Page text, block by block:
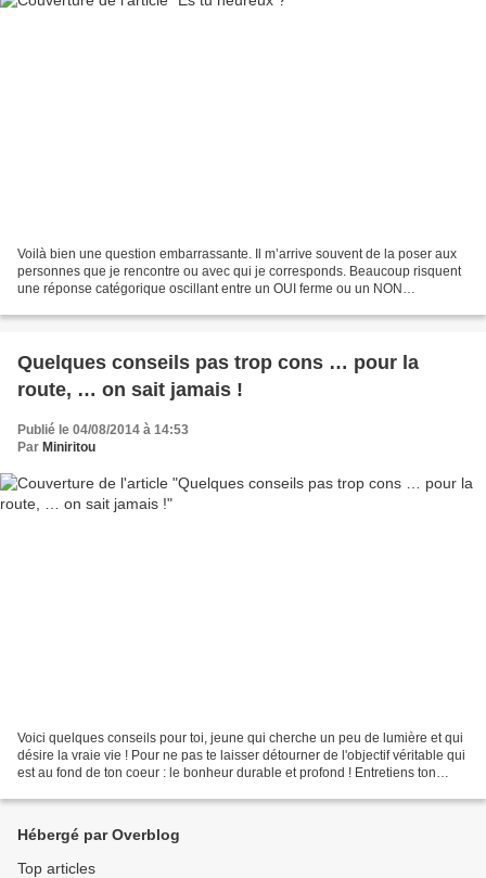
Voilà bien une question embarrassante. Il m’arrive souvent de la poser aux
personnes que je rencontre ou avec qui je corresponds. Beaucoup risquent
une réponse catégorique oscillant entre un OUI ferme ou un NON
Quelques conseils pas trop cons … pour la
route, … on sait jamais !
Publié le 04/08/2014 à 14:53
Par Miniritou
Voici quelques conseils pour toi, jeune qui cherche un peu de lumière et qui
désire la vraie vie ! Pour ne pas te laisser détourner de l'objectif véritable qui
est au fond de ton coeur : le bonheur durable et profond ! Entretiens ton
Hébergé par Overblog
Top articles